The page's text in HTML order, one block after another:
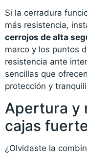
Si la cerradura
más resistencia,
cerrojos de alta
marco y los puntos
resistencia ante
sencillas que
protección y
Apertura y
cajas
¿Olvidaste la